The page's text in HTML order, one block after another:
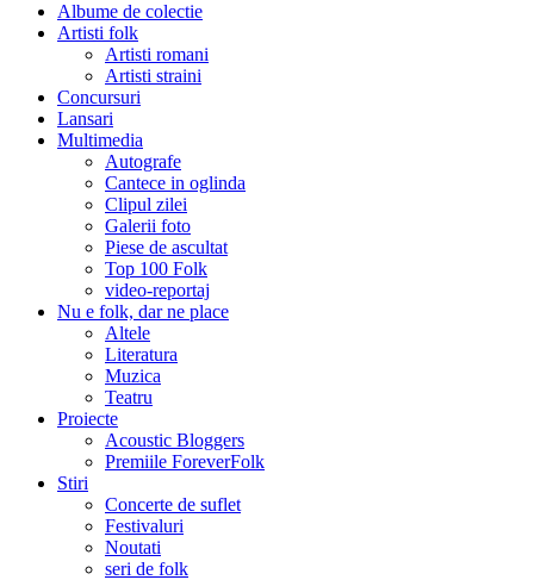
Albume de colectie
Artisti folk
Artisti romani
Artisti straini
Concursuri
Lansari
Multimedia
Autografe
Cantece in oglinda
Clipul zilei
Galerii foto
Piese de ascultat
Top 100 Folk
video-reportaj
Nu e folk, dar ne place
Altele
Literatura
Muzica
Teatru
Proiecte
Acoustic Bloggers
Premiile ForeverFolk
Stiri
Concerte de suflet
Festivaluri
Noutati
seri de folk